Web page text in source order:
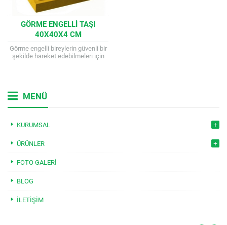
GÖRME ENGELLI TAŞI
40X40X4 CM
Görme engelli bireylerin güvenli bir
şekilde hareket edebilmeleri için
MENÜ
KURUMSAL
ÜRÜNLER
FOTO GALERI
BLOG
İLETIŞIM